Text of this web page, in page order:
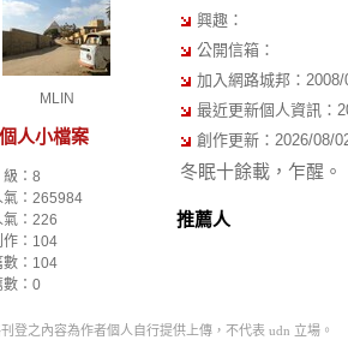
MLIN
個人小檔案
：8
氣：265984
氣：226
作：104
數：104
： 0
興趣：
公開信箱：
加入網路城邦：
最近更新個人資訊：
創作更新：2026/08/
冬眠十餘載，乍醒。
推薦人
登之內容為作者個人自行提供上傳，不代表 udn 立場。